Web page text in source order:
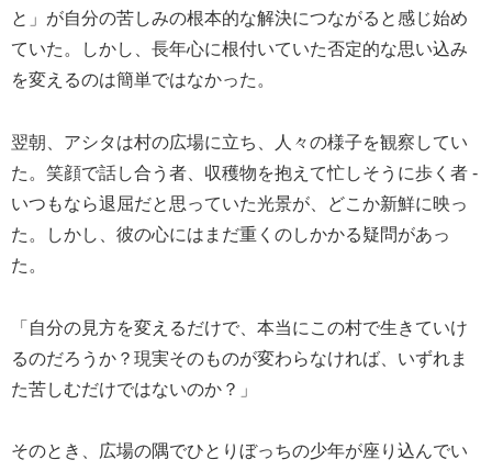
と」が自分の苦しみの根本的な解決につながると感じ始め
ていた。しかし、長年心に根付いていた否定的な思い込み
を変えるのは簡単ではなかった。
翌朝、アシタは村の広場に立ち、人々の様子を観察してい
た。笑顔で話し合う者、収穫物を抱えて忙しそうに歩く者 -
いつもなら退屈だと思っていた光景が、どこか新鮮に映っ
た。しかし、彼の心にはまだ重くのしかかる疑問があっ
た。
「自分の見方を変えるだけで、本当にこの村で生きていけ
るのだろうか？現実そのものが変わらなければ、いずれま
た苦しむだけではないのか？」
そのとき、広場の隅でひとりぼっちの少年が座り込んでい